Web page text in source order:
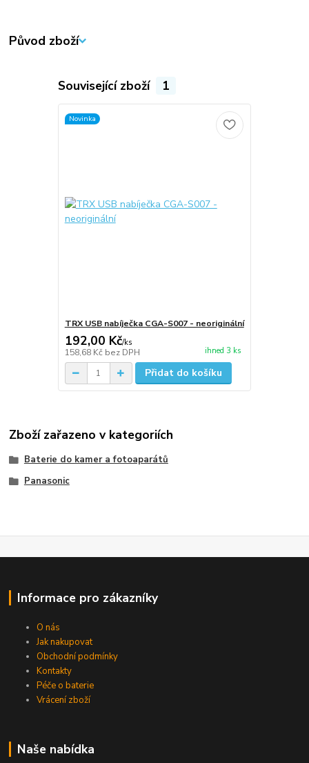
Původ zboží
Související zboží 1
Novinka
TRX USB nabíječka CGA-S007 - neoriginální
192,00 Kč/ks
158,68 Kč bez DPH ihned 3 ks
Přidat do košíku
Zboží zařazeno v kategoriích
Baterie do kamer a fotoaparátů
Panasonic
Informace pro zákazníky
O nás
Jak nakupovat
Obchodní podmínky
Kontakty
Péče o baterie
Vrácení zboží
Naše nabídka